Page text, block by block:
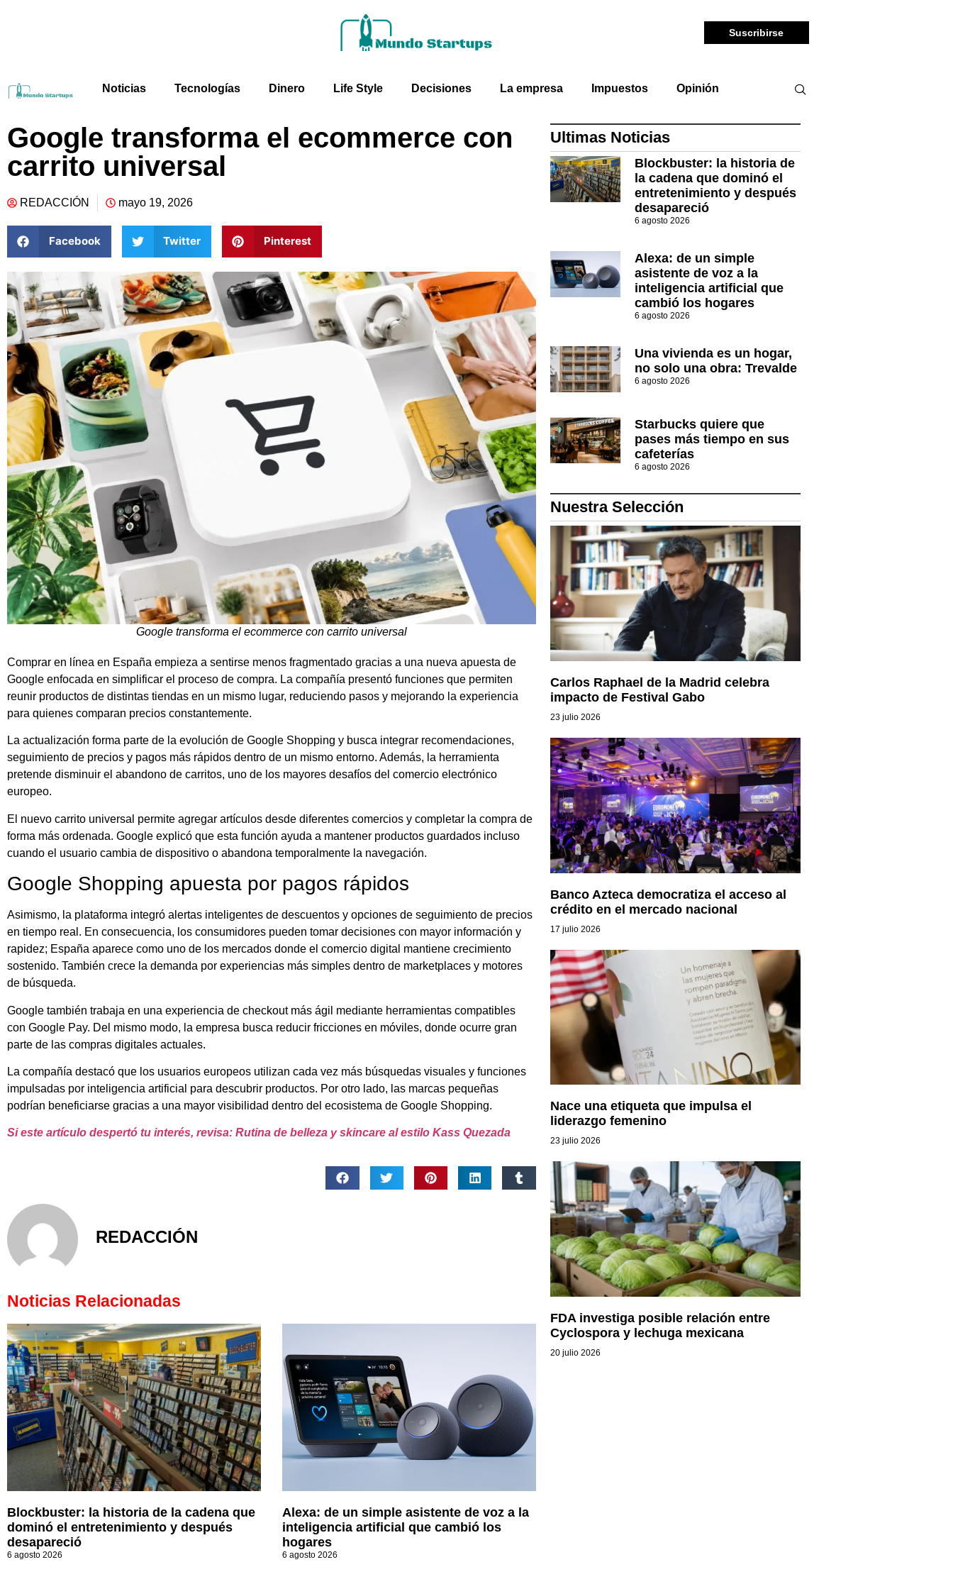
Suscribirse
Noticias Tecnologías Dinero Life Style Decisiones La empresa Impuestos Opinión
Google transforma el ecommerce con
carrito universal
REDACCIÓN mayo 19, 2026
Facebook Twitter Pinterest
Google transforma el ecommerce con carrito universal
Comprar en línea en España empieza a sentirse menos fragmentado gracias a una nueva apuesta de
Google enfocada en simplificar el proceso de compra. La compañía presentó funciones que permiten
reunir productos de distintas tiendas en un mismo lugar, reduciendo pasos y mejorando la experiencia
para quienes comparan precios constantemente.
La actualización forma parte de la evolución de Google Shopping y busca integrar recomendaciones,
seguimiento de precios y pagos más rápidos dentro de un mismo entorno. Además, la herramienta
pretende disminuir el abandono de carritos, uno de los mayores desafíos del comercio electrónico
europeo.
El nuevo carrito universal permite agregar artículos desde diferentes comercios y completar la compra de
forma más ordenada. Google explicó que esta función ayuda a mantener productos guardados incluso
cuando el usuario cambia de dispositivo o abandona temporalmente la navegación.
Google Shopping apuesta por pagos rápidos
Asimismo, la plataforma integró alertas inteligentes de descuentos y opciones de seguimiento de precios
en tiempo real. En consecuencia, los consumidores pueden tomar decisiones con mayor información y
rapidez; España aparece como uno de los mercados donde el comercio digital mantiene crecimiento
sostenido. También crece la demanda por experiencias más simples dentro de marketplaces y motores
de búsqueda.
Google también trabaja en una experiencia de checkout más ágil mediante herramientas compatibles
con Google Pay. Del mismo modo, la empresa busca reducir fricciones en móviles, donde ocurre gran
parte de las compras digitales actuales.
La compañía destacó que los usuarios europeos utilizan cada vez más búsquedas visuales y funciones
impulsadas por inteligencia artificial para descubrir productos. Por otro lado, las marcas pequeñas
podrían beneficiarse gracias a una mayor visibilidad dentro del ecosistema de Google Shopping.
Si este artículo despertó tu interés, revisa: Rutina de belleza y skincare al estilo Kass Quezada
REDACCIÓN
Noticias Relacionadas
Blockbuster: la historia de la cadena que
dominó el entretenimiento y después
desapareció
6 agosto 2026
Alexa: de un simple asistente de voz a la
inteligencia artificial que cambió los
hogares
6 agosto 2026
Ultimas Noticias
Blockbuster: la historia de
la cadena que dominó el
entretenimiento y después
desapareció
6 agosto 2026
Alexa: de un simple
asistente de voz a la
inteligencia artificial que
cambió los hogares
6 agosto 2026
Una vivienda es un hogar,
no solo una obra: Trevalde
6 agosto 2026
Starbucks quiere que
pases más tiempo en sus
cafeterías
6 agosto 2026
Nuestra Selección
Carlos Raphael de la Madrid celebra
impacto de Festival Gabo
23 julio 2026
Banco Azteca democratiza el acceso al
crédito en el mercado nacional
17 julio 2026
Nace una etiqueta que impulsa el
liderazgo femenino
23 julio 2026
FDA investiga posible relación entre
Cyclospora y lechuga mexicana
20 julio 2026